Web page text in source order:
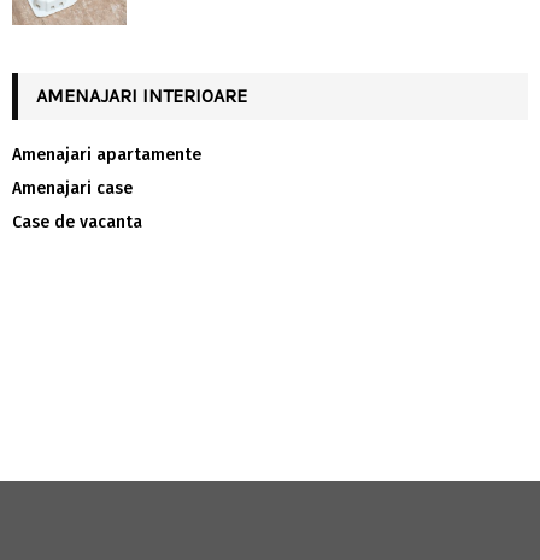
AMENAJARI INTERIOARE
Amenajari apartamente
Amenajari case
Case de vacanta